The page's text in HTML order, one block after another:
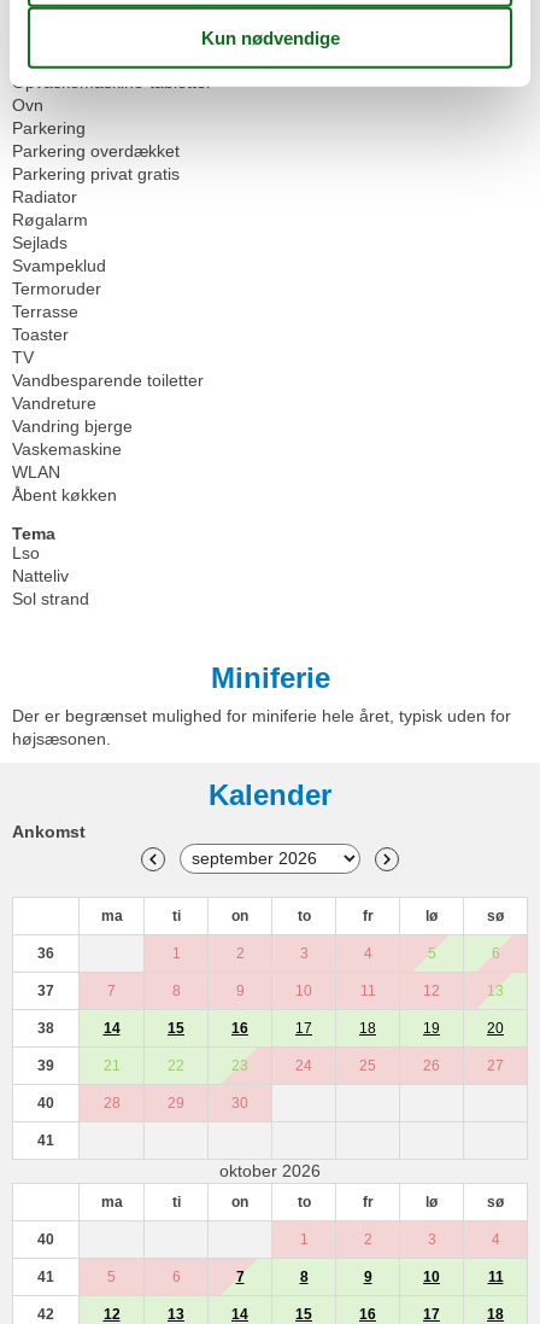
Offentlig transport
Opvaskemaskine-tabletter
Ovn
Parkering
Parkering overdækket
Parkering privat gratis
Radiator
Røgalarm
Sejlads
Svampeklud
Termoruder
Terrasse
Toaster
TV
Vandbesparende toiletter
Vandreture
Vandring bjerge
Vaskemaskine
WLAN
Åbent køkken
Tema
Lso
Natteliv
Sol strand
Miniferie
Der er begrænset mulighed for miniferie hele året, typisk uden for
højsæsonen.
Kalender
Ankomst
ma ti on to fr lø sø
36 1 2 3 4 5 6
37 7 8 9 10 11 12 13
38 14 15 16 17 18 19 20
39 21 22 23 24 25 26 27
40 28 29 30
41
oktober 2026
ma ti on to fr lø sø
40 1 2 3 4
41 5 6 7 8 9 10 11
42 12 13 14 15 16 17 18